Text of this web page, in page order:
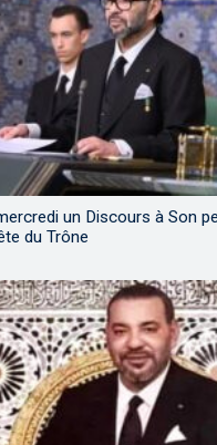
un Discours à Son
du Trône